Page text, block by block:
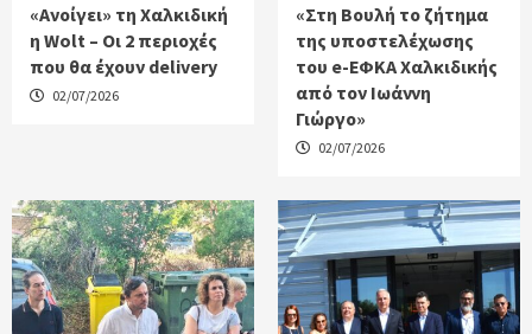
«Ανοίγει» τη Χαλκιδική
η Wolt – Οι 2 περιοχές
που θα έχουν delivery
02/07/2026
«Στη Βουλή το ζήτημα
της υποστελέχωσης
του e-ΕΦΚΑ Χαλκιδικής
από τον Ιωάννη
Γιώργο»
02/07/2026